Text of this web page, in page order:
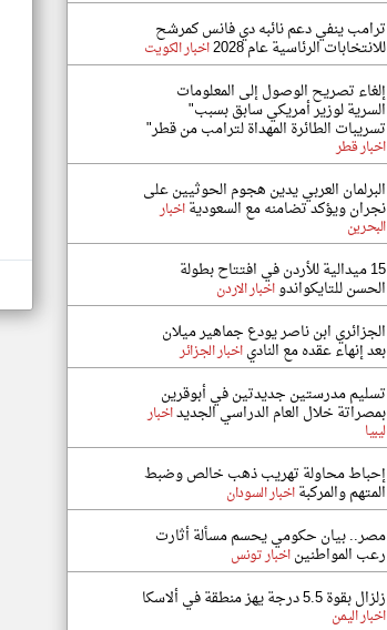
ترامب ينفي دعم نائبه دي فانس كمرشح
للانتخابات الرئاسية عام 2028 اخبار الكويت
إلغاء تصريح الوصول إلى المعلومات
السرية لوزير أمريكي سابق بسبب"
تسريبات الطائرة المهداة لترامب من قطر"
اخبار قطر
البرلمان العربي يدين هجوم الحوثيين على
نجران ويؤكد تضامنه مع السعوديةاخبار
البحرين
15 ميدالية للأردن في افتتاح بطولة
الحسن للتايكواندواخبار الاردن
الجزائري ابن ناصر يودع جماهير ميلان
بعد إنهاء عقده مع النادياخبار الجزائر
تسليم مدرستين جديدتين في أبوقرين
بمصراتة خلال العام الدراسي الجديداخبار
ليبيا
إحباط محاولة تهريب ذهب خالص وضبط
المتهم والمركبةاخبار السودان
مصر.. بيان حكومي يحسم مسألة أثارت
رعب المواطنيناخبار تونس
زلزال بقوة 5.5 درجة يهز منطقة في ألاسكا
اخبار اليمن